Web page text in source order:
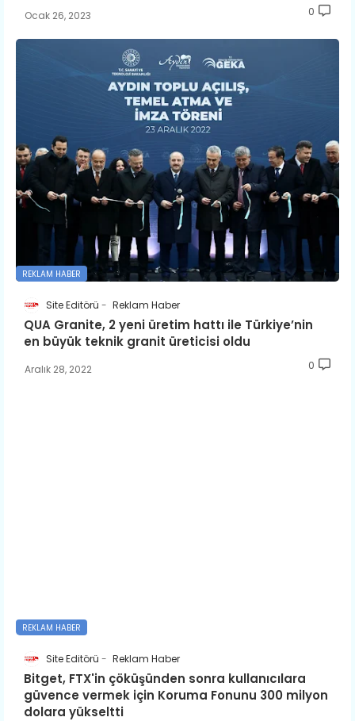
Ocak 26, 2023 0
REKLAM HABER
Site Editörü Reklam Haber
QUA Granite, 2 yeni üretim hattı ile Türkiye’nin
en büyük teknik granit üreticisi oldu
Aralık 28, 2022 0
REKLAM HABER
Site Editörü Reklam Haber
Bitget, FTX'in çöküşünden sonra kullanıcılara
güvence vermek için Koruma Fonunu 300 milyon
dolara yükseltti